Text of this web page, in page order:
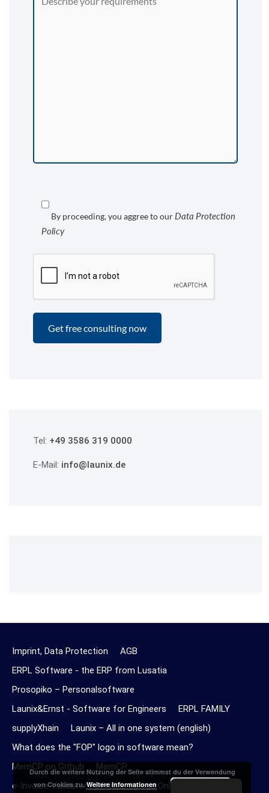
By proceeding, you aggree to our Data Protection
Policy
Tel: +49 3586 319 0000
E-Mail: info@launix.de
Imprint, Data Protection
AGB
ERPL Software - the ERP from Lusatia
Prosopiko – Personalsoftware
Launix&Ernst - Software for Engineers
ERPL FAMILY
supplyXhain
Launix – All in one system (english)
What does the "FOP" logo in software mean?
MemCP on Github
MemCP
e-Invoice Validator PDF/XML Upload Online
Durch die weitere Nutzung der Seite stimmst du der Verwendung
von Cookies zu.Weitere Informationen